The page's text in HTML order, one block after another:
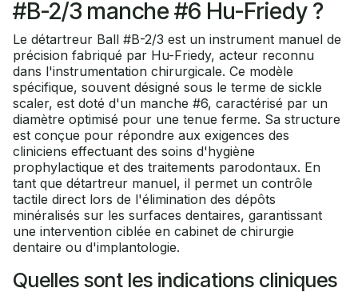
#B-2/3 manche #6 Hu-Friedy ?
Le détartreur Ball #B-2/3 est un instrument manuel de
précision fabriqué par Hu-Friedy, acteur reconnu
dans l'instrumentation chirurgicale. Ce modèle
spécifique, souvent désigné sous le terme de sickle
scaler, est doté d'un manche #6, caractérisé par un
diamètre optimisé pour une tenue ferme. Sa structure
est conçue pour répondre aux exigences des
cliniciens effectuant des soins d'hygiène
prophylactique et des traitements parodontaux. En
tant que détartreur manuel, il permet un contrôle
tactile direct lors de l'élimination des dépôts
minéralisés sur les surfaces dentaires, garantissant
une intervention ciblée en cabinet de chirurgie
dentaire ou d'implantologie.
Quelles sont les indications cliniques